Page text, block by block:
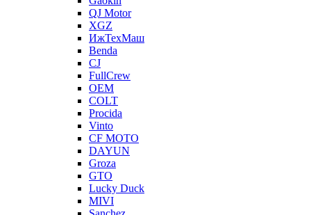
QJ Motor
XGZ
ИжТехМаш
Benda
CJ
FullCrew
OEM
COLT
Procida
Vinto
CF MOTO
DAYUN
Groza
GTO
Lucky Duck
MIVI